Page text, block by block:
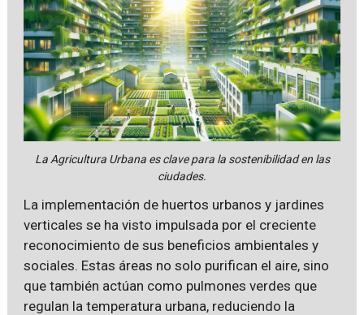
La Agricultura Urbana es clave para la sostenibilidad en las
ciudades.
La implementación de huertos urbanos y jardines
verticales se ha visto impulsada por el creciente
reconocimiento de sus beneficios ambientales y
sociales. Estas áreas no solo purifican el aire, sino
que también actúan como pulmones verdes que
regulan la temperatura urbana, reduciendo la